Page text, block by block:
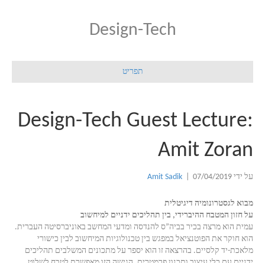
Design-Tech
תפריט
Design-Tech Guest Lecture:
Amit Zoran
על ידי Amit Sadik 07/04/2019
מבוא לגסטרונומיה דיגיטלית
על חזון המטבח ההיברידי, בין תהליכים ידניים למיחשוב
עמית הוא מרצה בכיר בביה”ס להנדסה ומדעי המחשב באוניברסיטה העברית.
הוא חוקר את הפוטנציאל במפגש בין טכנולוגיות המיחשוב לבין כישורי
מלאכת-יד קלסיים. בהרצאה זו הוא יספר על מתכונים המשלבים תהליכים